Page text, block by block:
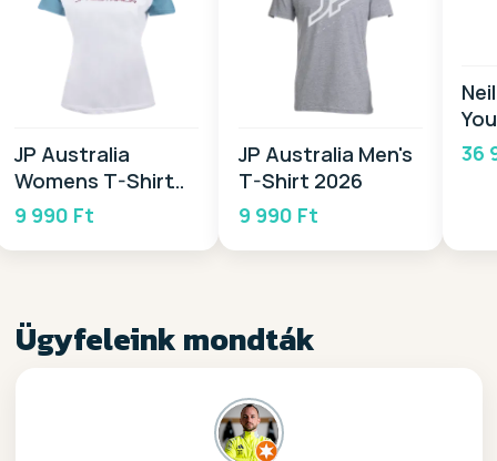
JP Australia
Womens T-Shirt
2026
9 990 Ft
JP Australia Men's
T-Shirt 2026
9 990 Ft
BZ
36
Ügyfeleink mondták